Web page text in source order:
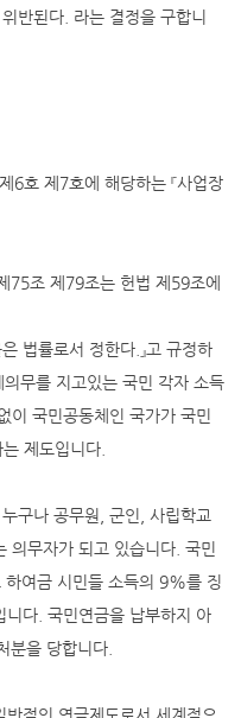
반된다. 라는 결정을 구합니
6호 제7호에 해당하는 『사업장
75조 제79조는 헌법 제59조에
법률로서 정한다.』고 규정하
무를 지고있는 국민 각자 소득
이 국민공동체인 국가가 국민
제도입니다.
구나 공무원, 군인, 사립학교
의무자가 되고 있습니다. 국민
하여금 시민들 소득의 9%를 징
다. 국민연금을 납부하지 아
분을 당합니다.